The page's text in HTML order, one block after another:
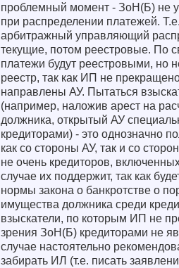
проблемный момент - ЗоН(Б) не
при распределении платежей.
арбитражный управляющий
текущие, потом реестровые. По
платежи будут реестровыми, но
реестр, так как ИП не
направлены АУ. Пытаться
(например, наложив арест на
должника, открытый АУ
кредиторами) - это однозначно
как со стороны АУ, так и со
не очень кредиторов,
случае их поддержит, так как
нормы закона о банкротстве о
имущества должника среди
взыскатели, по которым ИП не
зрения ЗоН(Б) кредиторами не
случае настоятельно
забирать ИЛ (т.е. писать